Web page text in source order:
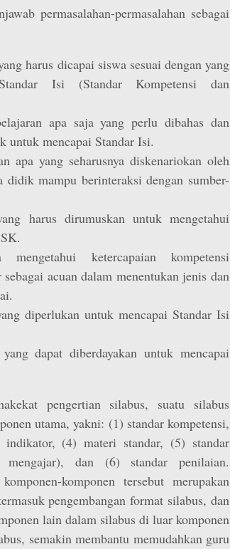
permasalahan-permasalahan sebagai
harus dicapai siswa sesuai dengan yang
Isi (Standar Kompetensi dan
apa saja yang perlu dibahas dan
untuk mencapai Standar Isi.
apa yang seharusnya diskenariokan oleh
didik mampu berinteraksi dengan sumber-
harus dirumuskan untuk mengetahui
mengetahui ketercapaian kompetensi
acuan dalam menentukan jenis dan
diperlukan untuk mencapai Standar Isi
dapat diberdayakan untuk mencapai
pengertian silabus, suatu silabus
utama, yakni: (1) standar kompetensi,
(4) materi standar, (5) standar
mengajar), dan (6) standar penilaian.
komponen tersebut merupakan
pengembangan format silabus, dan
lain dalam silabus di luar komponen
semakin membantu memudahkan guru